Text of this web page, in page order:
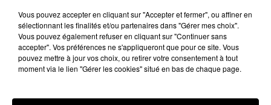
Vous pouvez accepter en cliquant sur "Accepter et fermer", ou affiner en
sélectionnant les finalités et/ou partenaires dans "Gérer mes choix".
Vous pouvez également refuser en cliquant sur "Continuer sans
accepter". Vos préférences ne s'appliqueront que pour ce site. Vous
pouvez mettre à jour vos choix, ou retirer votre consentement à tout
moment via le lien "Gérer les cookies" situé en bas de chaque page.